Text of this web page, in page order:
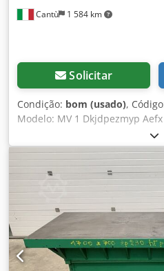
Cantù 1 584 km
Solicitar
Condição: bom (usado),
Modelo: MV 1 Dkjdpezmyp
automática de cabeça única,
madeira, madeira maciça,
Lixadeira para perfis e
intercambiável, com
velocidades, rotações por
2,5 CV. Altura de trabalho: 100
automática com velocidade
ajustável. Ar comprimido: 6
exaustão: 100 mm. Dimensões
mm (altura). Peso: 950 kg.